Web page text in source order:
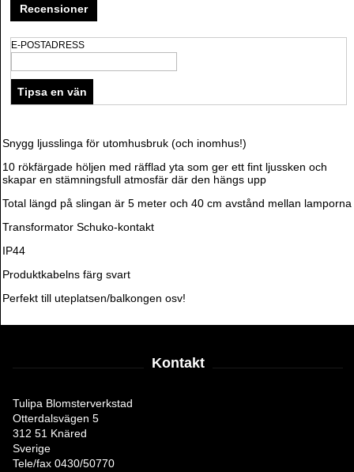
Recensioner
E-POSTADRESS
Snygg ljusslinga för utomhusbruk (och inomhus!)
10 rökfärgade höljen med räfflad yta som ger ett fint ljussken och
skapar en stämningsfull atmosfär där den hängs upp
Total längd på slingan är 5 meter och 40 cm avstånd mellan lamporna
Transformator Schuko-kontakt
IP44
Produktkabelns färg svart
Perfekt till uteplatsen/balkongen osv!
Kontakt
Tulipa Blomsterverkstad
Otterdalsvägen 5
312 51 Knäred
Sverige
Tele/fax 0430/50770